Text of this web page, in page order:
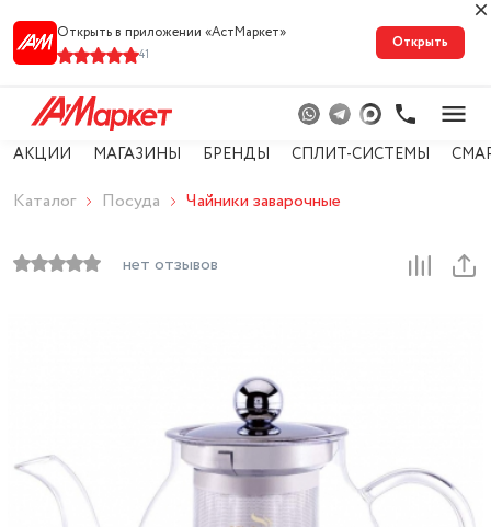
Открыть в приложении «АстМарке‪т‬»
41
Открыть
АКЦИИ МАГАЗИНЫ БРЕНДЫ СПЛИТ-СИСТЕМЫ
Каталог Посуда Чайники заварочные
нет отзывов